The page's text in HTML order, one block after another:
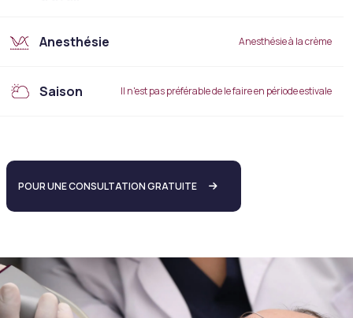
Anesthésie Anesthésie à la crème
Saison Il n'est pas préférable de le faire en période estivale
POUR UNE CONSULTATION GRATUITE